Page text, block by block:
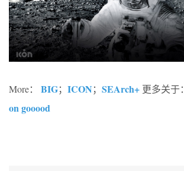
More： BIG； ICON； SEArch+ 更多关于：
on gooood